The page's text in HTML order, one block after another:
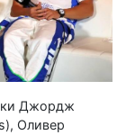
Джордж
Оливер